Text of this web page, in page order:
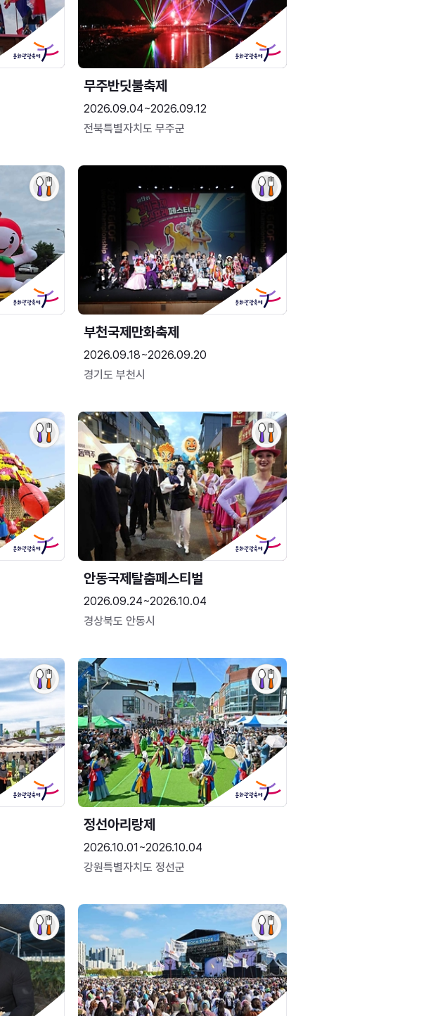
무주반딧불축제
2026.09.04~2026.09.12
전북특별자치도 무주군
부천국제만화축제
2026.09.18~2026.09.20
경기도 부천시
안동국제탈춤페스티벌
2026.09.24~2026.10.04
경상북도 안동시
정선아리랑제
2026.10.01~2026.10.04
강원특별자치도 정선군